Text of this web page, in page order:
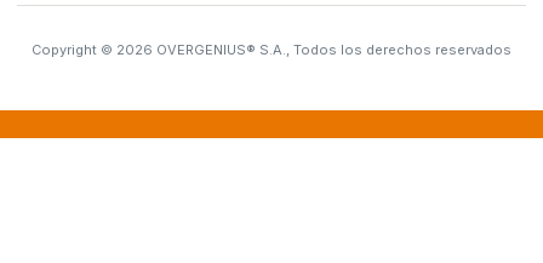
Copyright © 2026 OVERGENIUS® S.A., Todos los derechos reservados